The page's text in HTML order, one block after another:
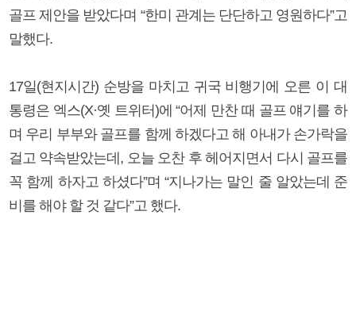
골프 제안을 받았다며 “한미 관계는 단단하고 영원하다”고
말했다.
17일(현지시간) 순방을 마치고 귀국 비행기에 오른 이 대
통령은 엑스(X·옛 트위터)에 “어제 만찬 때 골프 얘기를 하
며 우리 부부와 골프를 함께 하겠다고 해 아내가 손가락을
걸고 약속받았는데, 오늘 오찬 후 헤어지면서 다시 골프를
꼭 함께 하자고 하셨다”며 “지나가는 말인 줄 알았는데 준
비를 해야 할 것 같다”고 했다.